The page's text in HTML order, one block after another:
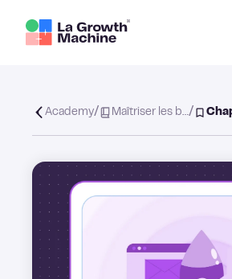
Academy/ Maîtriser les b…/